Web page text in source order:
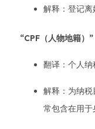
解释：登记离
“CPF（人物地籍）”
翻译：个人纳
解释：为纳
常包含在用于